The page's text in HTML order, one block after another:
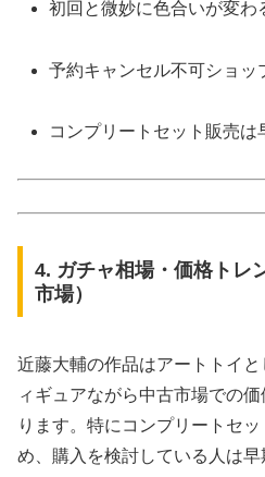
初回と微妙に色合いが変わ
予約キャンセル不可ショッ
コンプリートセット販売は
4. ガチャ相場・価格トレ
市場）
近藤大輔の作品はアートトイ
ィギュアながら中古市場での
ります。特にコンプリートセ
め、購入を検討している人は早